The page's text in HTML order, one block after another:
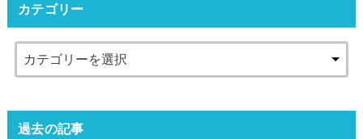
カテゴリー
過去の記事